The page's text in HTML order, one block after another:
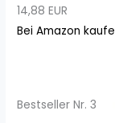
14,88 EUR
Bei Amazon
Bestseller Nr. 3